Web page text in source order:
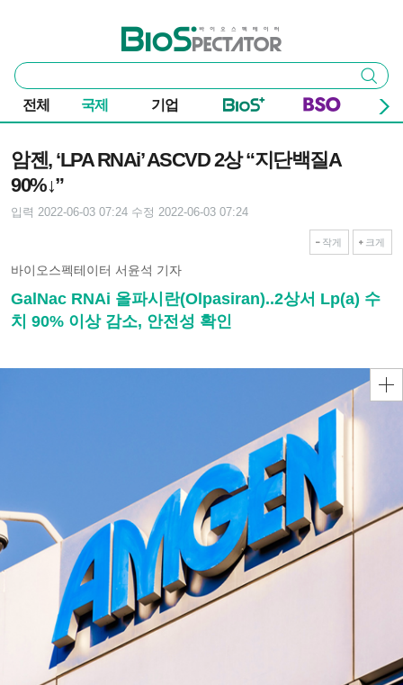
바이오스펙테이터
통
합
검
색
검색
전체 국제 기업
암젠, ‘LPA RNAi’ ASCVD 2상 “지단백질A
90%↓”
입력 2022-06-03 07:24 수정 2022-06-03 07:24
작게 크게
바이오스펙테이터 서윤석 기자
GalNac RNAi 올파시란(Olpasiran)..2상서 Lp(a) 수
치 90% 이상 감소, 안전성 확인